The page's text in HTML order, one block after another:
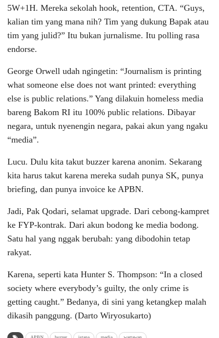
5W+1H. Mereka sekolah hook, retention, CTA. “Guys,
kalian tim yang mana nih? Tim yang dukung Bapak atau
tim yang julid?” Itu bukan jurnalisme. Itu polling rasa
endorse.
George Orwell udah ngingetin: “Journalism is printing
what someone else does not want printed: everything
else is public relations.” Yang dilakuin homeless media
bareng Bakom RI itu 100% public relations. Dibayar
negara, untuk nyenengin negara, pakai akun yang ngaku
“media”.
Lucu. Dulu kita takut buzzer karena anonim. Sekarang
kita harus takut karena mereka sudah punya SK, punya
briefing, dan punya invoice ke APBN.
Jadi, Pak Qodari, selamat upgrade. Dari cebong-kampret
ke FYP-kontrak. Dari akun bodong ke media bodong.
Satu hal yang nggak berubah: yang dibodohin tetap
rakyat.
Karena, seperti kata Hunter S. Thompson: “In a closed
society where everybody’s guilty, the only crime is
getting caught.” Bedanya, di sini yang ketangkep malah
dikasih panggung. (Darto Wiryosukarto)